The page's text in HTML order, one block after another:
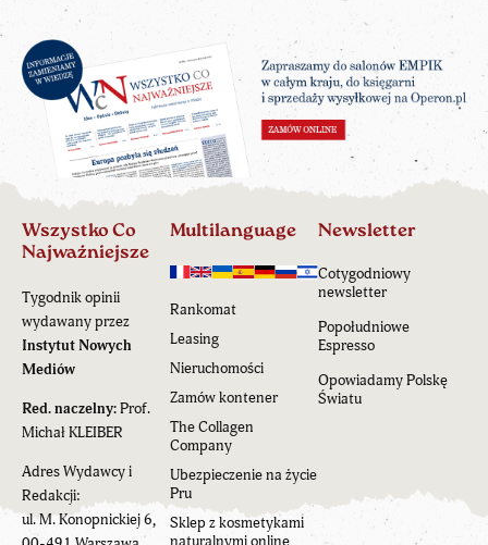
Wszystko Co
Najważniejsze
Tygodnik opinii
wydawany przez
Instytut Nowych
Mediów
Red. naczelny:Prof.
Michał KLEIBER
Adres Wydawcy i
Redakcji:
ul. M. Konopnickiej 6,
Multilanguage
Rankomat
Leasing
Nieruchomości
Zamów kontener
The Collagen
Company
Ubezpieczenie na życie
Pru
Sklep z kosmetykami
naturalnymi online
Newsletter
Cotygodniowy
newsletter
Popołudniowe
Espresso
Opowiadamy Polskę
Światu